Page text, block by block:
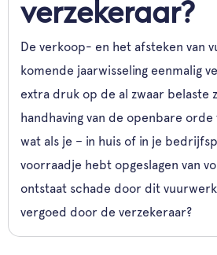
verzekeraar?
De verkoop- en het afsteken van
komende jaarwisseling eenmalig
extra druk op de al zwaar belaste
handhaving van de openbare
wat als je – in huis of in je
voorraadje hebt opgeslagen van
ontstaat schade door dit
vergoed door de verzekeraar?